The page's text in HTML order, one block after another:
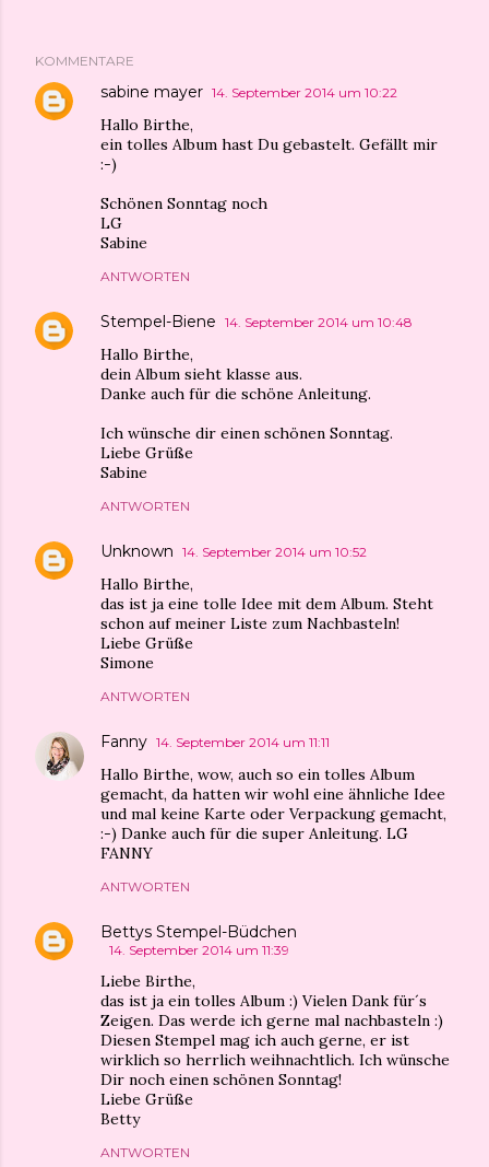
KOMMENTARE
sabine mayer 14. September 2014 um 10:22
Hallo Birthe,
ein tolles Album hast Du gebastelt. Gefällt mir
:-)
Schönen Sonntag noch
LG
Sabine
ANTWORTEN
Stempel-Biene 14. September 2014 um 10:48
Hallo Birthe,
dein Album sieht klasse aus.
Danke auch für die schöne Anleitung.
Ich wünsche dir einen schönen Sonntag.
Liebe Grüße
Sabine
ANTWORTEN
Unknown 14. September 2014 um 10:52
Hallo Birthe,
das ist ja eine tolle Idee mit dem Album. Steht
schon auf meiner Liste zum Nachbasteln!
Liebe Grüße
Simone
ANTWORTEN
Fanny 14. September 2014 um 11:11
Hallo Birthe, wow, auch so ein tolles Album
gemacht, da hatten wir wohl eine ähnliche Idee
und mal keine Karte oder Verpackung gemacht,
:-) Danke auch für die super Anleitung. LG
FANNY
ANTWORTEN
Bettys Stempel-Büdchen
14. September 2014 um 11:39
Liebe Birthe,
das ist ja ein tolles Album :) Vielen Dank für´s
Zeigen. Das werde ich gerne mal nachbasteln :)
Diesen Stempel mag ich auch gerne, er ist
wirklich so herrlich weihnachtlich. Ich wünsche
Dir noch einen schönen Sonntag!
Liebe Grüße
Betty
ANTWORTEN